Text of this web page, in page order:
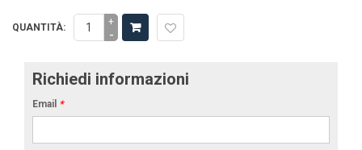
QUANTITÀ: +
-
Richiedi informazioni
Email *